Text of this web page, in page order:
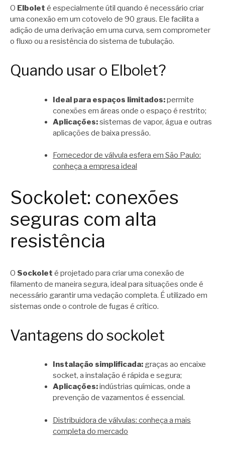
O Elbolet é especialmente útil quando é necessário criar
uma conexão em um cotovelo de 90 graus. Ele facilita a
adição de uma derivação em uma curva, sem comprometer
o fluxo ou a resistência do sistema de tubulação.
Quando usar o Elbolet?
Ideal para espaços limitados:permite
conexões em áreas onde o espaço é restrito;
Aplicações:sistemas de vapor, água e outras
aplicações de baixa pressão.
Fornecedor de válvula esfera em São Paulo:
conheça a empresa ideal
Sockolet: conexões
seguras com alta
resistência
O Sockolet é projetado para criar uma conexão de
filamento de maneira segura, ideal para situações onde é
necessário garantir uma vedação completa. É utilizado em
sistemas onde o controle de fugas é crítico.
Vantagens do sockolet
Instalação simplificada: graças ao encaixe
socket, a instalação é rápida e segura;
Aplicações:indústrias químicas, onde a
prevenção de vazamentos é essencial.
Distribuidora de válvulas: conheça a mais
completa do mercado